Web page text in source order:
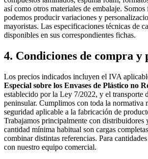
así como otros materiales de embalaje.
podemos producir variaciones y
mayoristas. Las especificaciones técnicas de
disponibles en sus correspondientes fichas.
4. Condiciones de compra y
Los precios indicados incluyen el IVA
Especial sobre los Envases de Plástico no
establecido por la Ley 7/2022, y el transporte
peninsular. Cumplimos con toda la normativa
seguridad aplicable a la fabricación de
Trabajamos principalmente con distribuidores
cantidad mínima habitual son cargas
combinar distintas referencias. Para
con nuestro equipo comercial.